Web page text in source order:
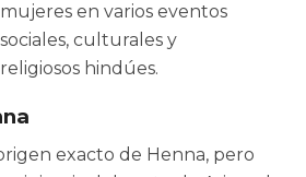
mujeres en varios eventos
sociales, culturales y
religiosos hindúes.
exacto de Henna, pero